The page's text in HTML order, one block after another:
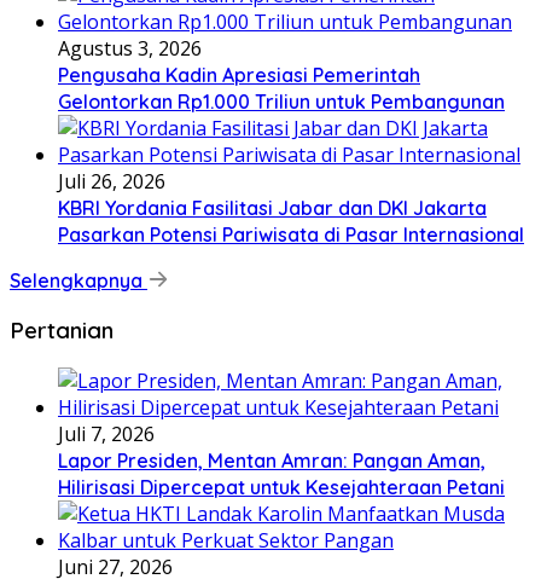
Agustus 3, 2026
Pengusaha Kadin Apresiasi Pemerintah
Gelontorkan Rp1.000 Triliun untuk Pembangunan
Juli 26, 2026
KBRI Yordania Fasilitasi Jabar dan DKI Jakarta
Pasarkan Potensi Pariwisata di Pasar Internasional
Selengkapnya
Pertanian
Juli 7, 2026
Lapor Presiden, Mentan Amran: Pangan Aman,
Hilirisasi Dipercepat untuk Kesejahteraan Petani
Juni 27, 2026